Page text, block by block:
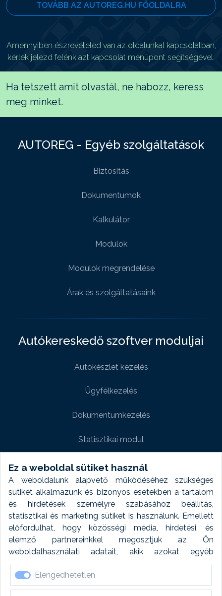
Ez a weboldal sütiket használ
A weboldalunk alapvető működéséhez szükséges
sütiket alkalmazunk és bizonyos esetekben a tartalom
és hirdetések személyre szabásához beállítás,
statisztikai és marketing sütiket is használunk. Emellett
előfordulhat, hogy közösségi média, hirdetési, és
elemző partnereinkkel megosztjuk az Ön
weboldalhasználati adatait, akik azokat egyéb
forrásokból gyűjtött adatokkal kombinálhatják. A sütik
elfogadásával kapcsolatosan naplózást végzünk és
ezen adatokat 6 hónap után automatikusan töröljük. A
Elengedhetetlen
TOVÁBB AZ AUTOREG.HU FŐOLDALRA
Amennyiben észrevételed van az oldalunkal kapcsolatban,
kérlek jelezd felénk azt kapcsolat menüpont segítségével.
Ha tetszett amit olvastál, ne habozz, keress
meg minket.
AUTOREG - Egyéb szolgáltatások
Biztositás
Dokumentumok
Kalkulátor
Modulok
Modulok megrendelése
Árak és szolgáltatásaink
Autókereskedő szoftver moduljai
Autókészlet kezelés
Ügyfélkezelés
Dokumentumkezelés
Statisztikai modul
Weboldal modul
Fényképtár extra modul
Autómosó modul
Feladatütemezés